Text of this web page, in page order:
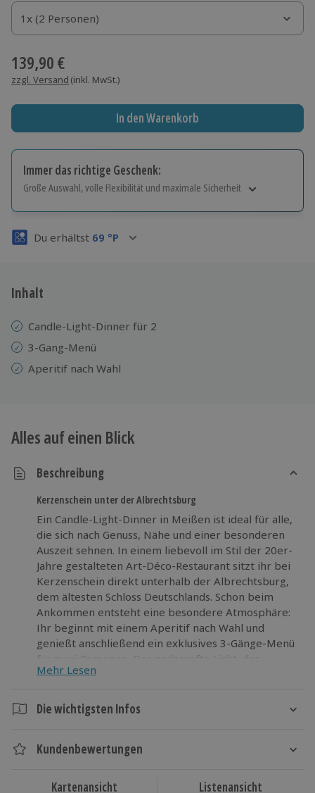
1x (2 Personen)
1x (2 Personen)
1x (2 Personen)
139,90 €
zzgl. Versand (inkl. MwSt.)
In den Warenkorb
Immer das richtige Geschenk:
Große Auswahl, volle Flexibilität und maximale Sicherheit
Volle Flexibilität
3 Jahre gültig & verlängerbar.
Du erhältst 69 °P
Inhalt
Candle-Light-Dinner für 2
3-Gang-Menü
Aperitif nach Wahl
Alles auf einen Blick
Beschreibung
Kerzenschein unter der Albrechtsburg
Ein Candle-Light-Dinner in Meißen ist ideal für alle,
die sich nach Genuss, Nähe und einer besonderen
Auszeit sehnen. In einem liebevoll im Stil der 20er-
Jahre gestalteten Art-Déco-Restaurant sitzt ihr bei
Kerzenschein direkt unterhalb der Albrechtsburg,
dem ältesten Schloss Deutschlands. Schon beim
Ankommen entsteht eine besondere Atmosphäre:
Ihr beginnt mit einem Aperitif nach Wahl und
genießt anschließend ein exklusives 3-Gänge-Menü
für zwei Personen. Das gedämpfte Licht, das
stilvolle Ambiente und die außergewöhnliche Lage
Umgebung. Jeder Gang wird in entspannter
Atmosphäre serviert und lädt dazu ein, den
Dinner in Meißen bietet eine schöne Gelegenheit,
hinter sich zu lassen.
Mehr Lesen
Die wichtigsten Infos
Ca. 2,5 Stunden
Kundenbewertungen
Kartenansicht Listenansicht